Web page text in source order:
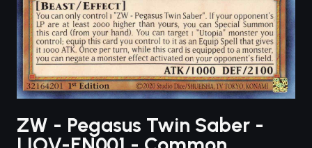
ZW - Pegasus Twin Saber -